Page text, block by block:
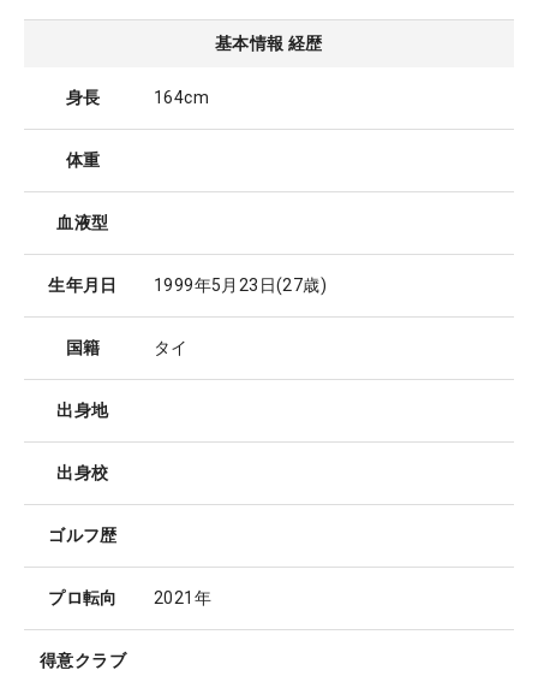
基本情報 経歴
身長 164cm
体重
血液型
生年月日 1999年5月23日(27歳)
国籍 タイ
出身地
出身校
ゴルフ歴
プロ転向 2021年
得意クラブ